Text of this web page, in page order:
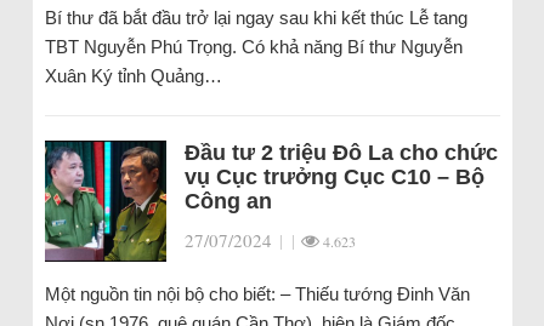
Bí thư đã bắt đầu trở lại ngay sau khi kết thúc Lễ tang
TBT Nguyễn Phú Trọng. Có khả năng Bí thư Nguyễn
Xuân Ký tỉnh Quảng…
Đầu tư 2 triệu Đô La cho chức
vụ Cục trưởng Cục C10 – Bộ
Công an
27/07/2024 | | 4.623
Một nguồn tin nội bộ cho biết: – Thiếu tướng Đinh Văn